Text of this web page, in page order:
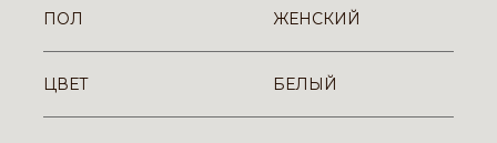
ПОЛ ЖЕНСКИЙ
ЦВЕТ БЕЛЫЙ